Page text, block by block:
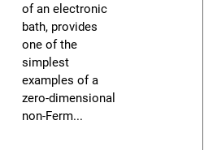
of an electronic
bath, provides
one of the
simplest
examples of a
zero-dimensional
non-Ferm...